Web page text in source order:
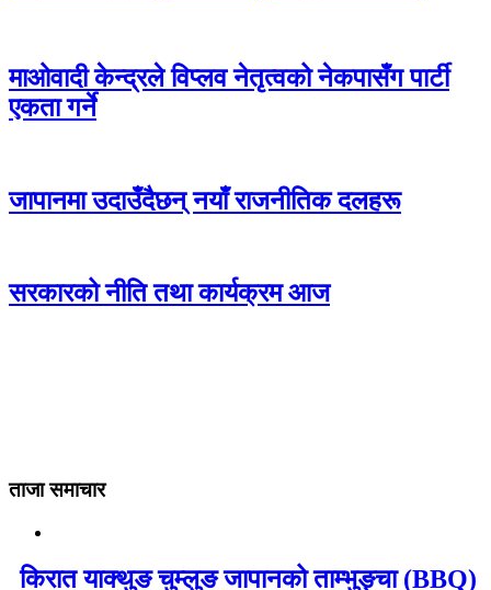
माओवादी केन्द्रले विप्लव नेतृत्वको नेकपासँग पार्टी
एकता गर्ने
जापानमा उदाउँदैछन् नयाँ राजनीतिक दलहरू
सरकारको नीति तथा कार्यक्रम आज
ताजा समाचार
किरात याक्थुङ चुम्लुङ जापानको ताम्भुङ्चा (BBQ)